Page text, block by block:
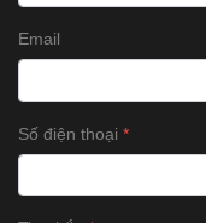
Email
Số điện thoại